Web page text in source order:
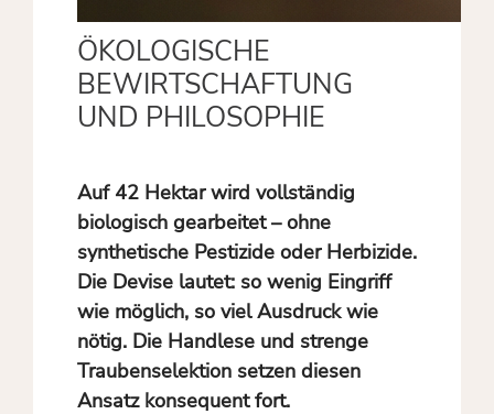
ÖKOLOGISCHE
BEWIRTSCHAFTUNG
UND PHILOSOPHIE
Auf 42 Hektar wird vollständig
biologisch gearbeitet – ohne
synthetische Pestizide oder Herbizide.
Die Devise lautet: so wenig Eingriff
wie möglich, so viel Ausdruck wie
nötig. Die Handlese und strenge
Traubenselektion setzen diesen
Ansatz konsequent fort.